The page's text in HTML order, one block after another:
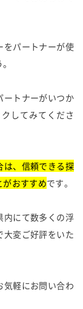
をパートナーが使
ートナーがいつか
してみてくださ
は、信頼できる探
おすすめです。
内にて数多くの浮
大変ご好評をいた
気軽にお問い合わ